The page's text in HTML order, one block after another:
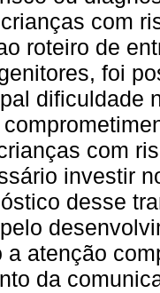
com
roteiro de
foi
dificuldade
com
investir
desse
a atenção
da